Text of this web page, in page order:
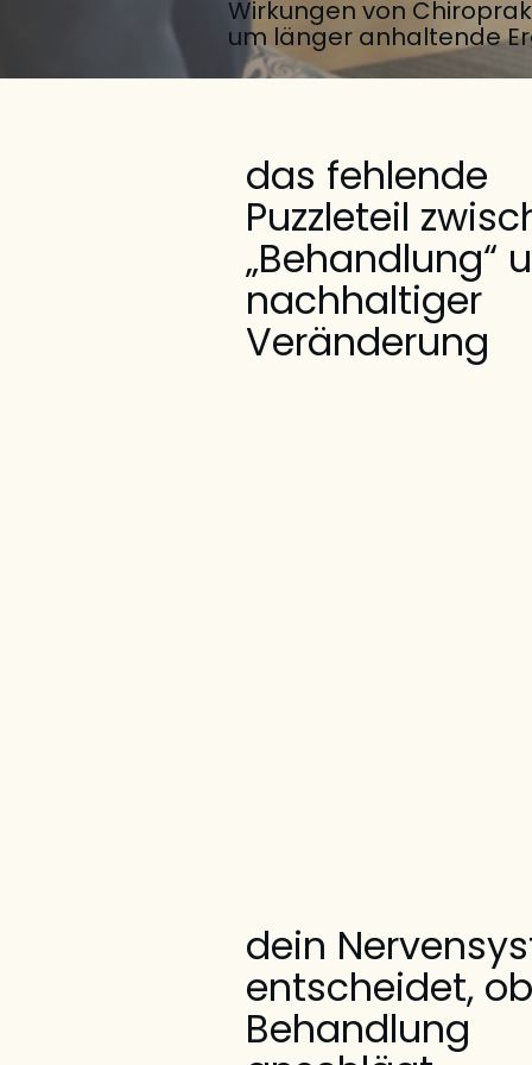
Wirkungen von
um länger anhaltende
das fehlende
Puzzleteil
„Behandlung“
nachhaltiger
Veränderung
dein
entscheidet,
Behandlung